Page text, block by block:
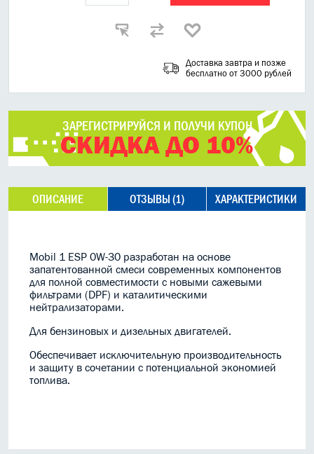
Доставка завтра и позже
бесплатно от 3000 рублей
ЗАРЕГИСТРИРУЙСЯ И ПОЛУЧИ КУПОН
СКИДКА ДО 10%
ОПИСАНИЕ ОТЗЫВЫ (1) ХАРАКТЕРИСТИКИ
Mobil 1 ESP 0W-30 разработан на основе
запатентованной смеси современных компонентов
для полной совместимости с новыми сажевыми
фильтрами (DPF) и каталитическими
нейтрализаторами.
Для бензиновых и дизельных двигателей.
Обеспечивает исключительную производительность
и защиту в сочетании с потенциальной экономией
топлива.